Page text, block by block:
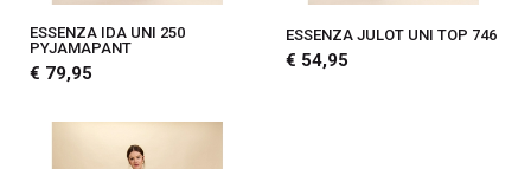
ESSENZA IDA UNI 250
PYJAMAPANT
€ 79,95
ESSENZA JULOT UNI TOP 746
€ 54,95